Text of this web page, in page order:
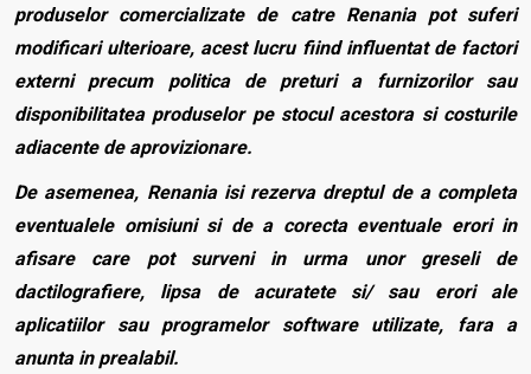
produselor comercializate de catre Renania pot suferi
modificari ulterioare, acest lucru fiind influentat de factori
externi precum politica de preturi a furnizorilor sau
disponibilitatea produselor pe stocul acestora si costurile
adiacente de aprovizionare.
De asemenea, Renania isi rezerva dreptul de a completa
eventualele omisiuni si de a corecta eventuale erori in
afisare care pot surveni in urma unor greseli de
dactilografiere, lipsa de acuratete si/ sau erori ale
aplicatiilor sau programelor software utilizate, fara a
anunta in prealabil.